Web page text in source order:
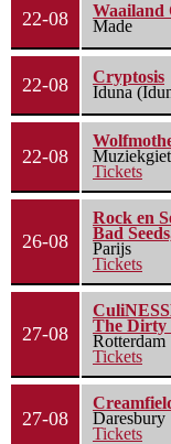
22-08
Waailand
Made
22-08
Cryptosis
Iduna
22-08
Tickets
26-08
Rock en
Bad
Parijs
Tickets
27-08
The Dirty
Rotterdam
Tickets
27-08
Daresbury
Tickets